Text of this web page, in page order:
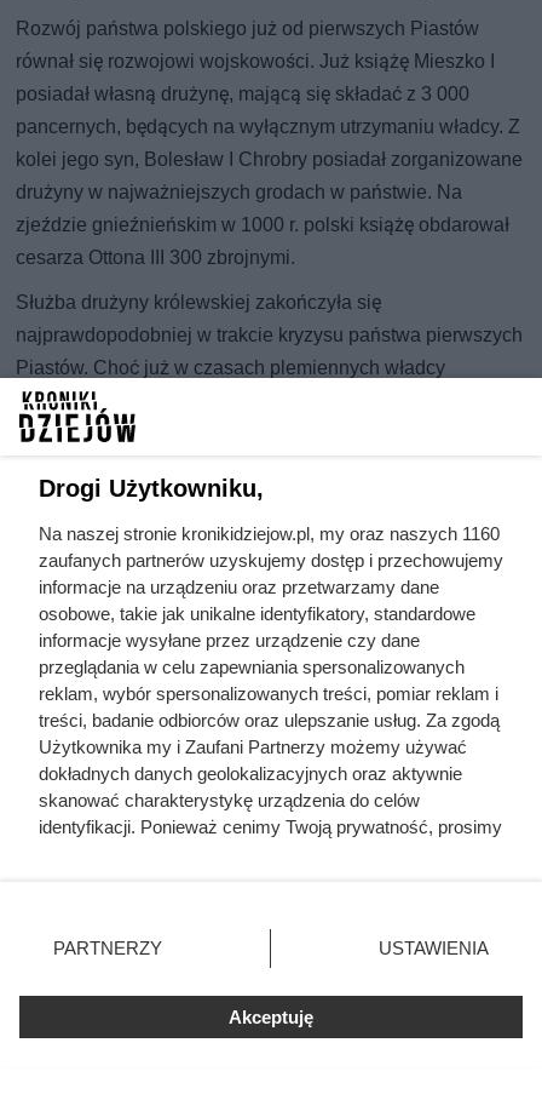
Rozwój państwa polskiego już od pierwszych Piastów
równał się rozwojowi wojskowości. Już książę Mieszko I
posiadał własną drużynę, mającą się składać z 3 000
pancernych, będących na wyłącznym utrzymaniu władcy. Z
kolei jego syn, Bolesław I Chrobry posiadał zorganizowane
drużyny w najważniejszych grodach w państwie. Na
zjeździe gnieźnieńskim w 1000 r. polski książę obdarował
cesarza Ottona III 300 zbrojnymi.
Służba drużyny królewskiej zakończyła się
najprawdopodobniej w trakcie kryzysu państwa pierwszych
Piastów. Choć już w czasach plemiennych władcy
zwoływali mieszkańców do pospolitego ruszenia, to
odrodzenie tej formacji nastąpiło po ponownym
mianem służby ziemskiej. Polegało ono na powoływaniu
pod broń ludności – całej lub jej części – będącej
posiadaczami ziemskimi. W Koronie dowódcą pospolitego
ruszenia był król, na Litwie – hetman.
Drogi Użytkowniku,
Na naszej stronie kronikidziejow.pl, my oraz naszych 1160
zaufanych partnerów uzyskujemy dostęp i przechowujemy
informacje na urządzeniu oraz przetwarzamy dane
osobowe, takie jak unikalne identyfikatory, standardowe
informacje wysyłane przez urządzenie czy dane
przeglądania w celu zapewniania spersonalizowanych
reklam, wybór spersonalizowanych treści, pomiar reklam i
treści, badanie odbiorców oraz ulepszanie usług. Za zgodą
Użytkownika my i Zaufani Partnerzy możemy używać
dokładnych danych geolokalizacyjnych oraz aktywnie
skanować charakterystykę urządzenia do celów
identyfikacji. Ponieważ cenimy Twoją prywatność, prosimy
prywatności znajdujący się w lewym dolnym rogu strony
. Niektóre rodzaje przetwarzania danych nie wymagają
zgody użytkownika, ale masz prawo sprzeciwić się
takiemu przetwarzaniu. Preferencje będą miały
zastosowania tylko na tej witrynie.
PARTNERZY USTAWIENIA
Akceptuję